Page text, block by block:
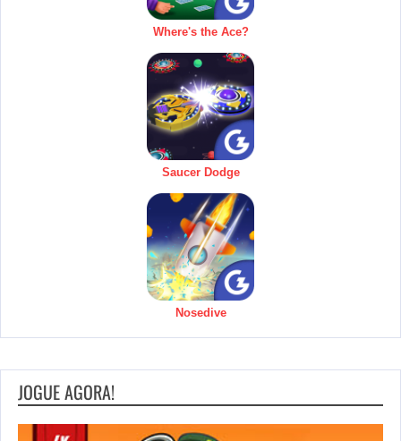
Where's the Ace?
Saucer Dodge
Nosedive
JOGUE AGORA!